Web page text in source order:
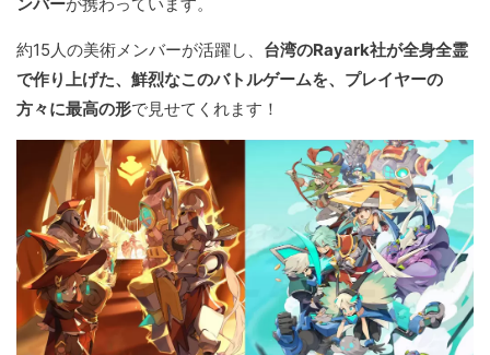
ンバーが携わっています。
約15人の美術メンバーが活躍し、 台湾のRayark社が全身全霊
で作り上げた、鮮烈なこのバトルゲームを、プレイヤーの
方々に最高の形で見せてくれます！